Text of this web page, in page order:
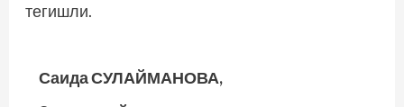
тегишли.
Саида СУЛАЙМАНОВА,